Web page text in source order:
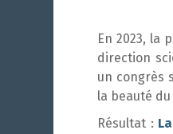
En 2023, la
direction
un congrès
la beauté
Résultat :